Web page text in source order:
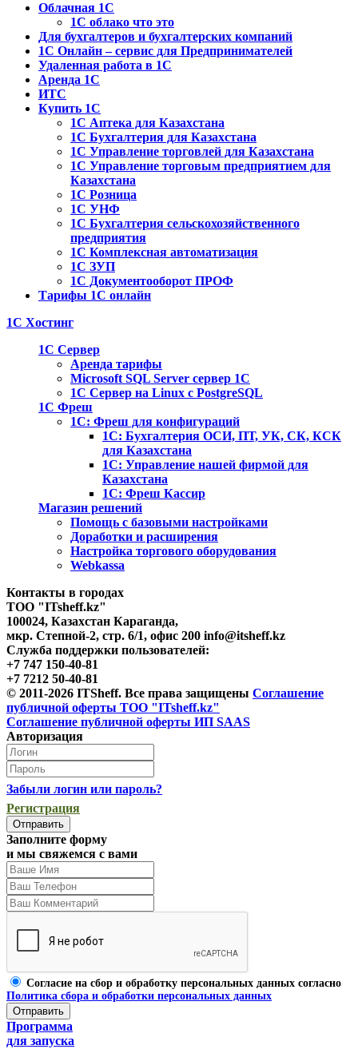
Облачная 1С
1C облако что это
Для бухгалтеров и бухгалтерских компаний
1C Онлайн – сервис для Предпринимателей
Удаленная работа в 1С
Аренда 1С
ИТС
Купить 1С
1С Аптека для Казахстана
1С Бухгалтерия для Казахстана
1С Управление торговлей для Казахстана
1С Управление торговым предприятием для
Казахстана
1С Розница
1С УНФ
1С Бухгалтерия сельскохозяйственного
предприятия
1С Комплексная автоматизация
1С ЗУП
1С Документооборот ПРОФ
Тарифы 1С онлайн
1С Хостинг
1С Сервер
Аренда тарифы
Microsoft SQL Server сервер 1С
1С Сервер на Linux c PostgreSQL
1С Фреш
1С: Фреш для конфигураций
1С: Бухгалтерия ОСИ, ПТ, УК, СК, КСК
для Казахстана
1С: Управление нашей фирмой для
Казахстана
1С: Фреш Кассир
Магазин решений
Помощь с базовыми настройками
Доработки и расширения
Настройка торгового оборудования
Webkassa
Контакты в городах
ТОО "ITsheff.kz"
100024, Казахстан Караганда,
мкр. Степной-2, стр. 6/1, офис 200 info@itsheff.kz
Служба поддержки пользователей:
+7 747 150-40-81
+7 7212 50-40-81
© 2011-2026 ITSheff. Все права защищены Соглашение
публичной оферты ТОО "ITsheff.kz"
Соглашение публичной оферты ИП SAAS
Авторизация
Забыли логин или пароль?
Регистрация
Заполните форму
и мы свяжемся с вами
Согласие на сбор и обработку персональных данных согласно
Политика сбора и обработки персональных данных
Программа
для запуска